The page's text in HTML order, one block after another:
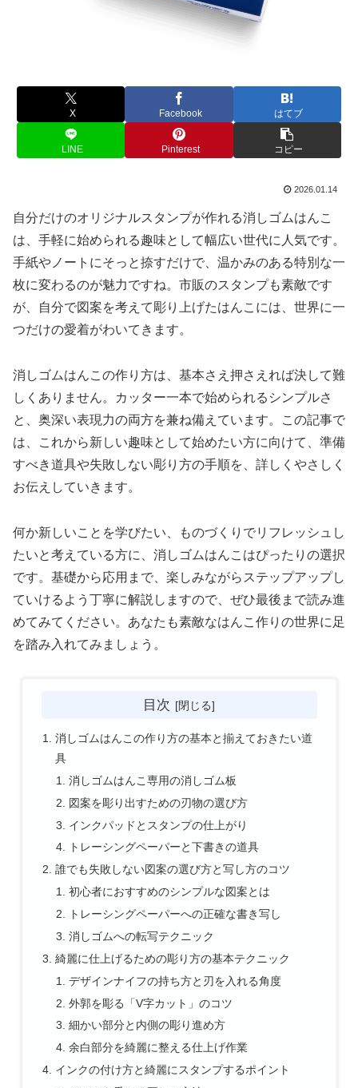
X Facebook はてブ
LINE Pinterest コピー
2026.01.14
自分だけのオリジナルスタンプが作れる消しゴムはんこ
は、手軽に始められる趣味として幅広い世代に人気です。
手紙やノートにそっと捺すだけで、温かみのある特別な一
枚に変わるのが魅力ですね。市販のスタンプも素敵です
が、自分で図案を考えて彫り上げたはんこには、世界に一
つだけの愛着がわいてきます。
消しゴムはんこの作り方は、基本さえ押さえれば決して難
しくありません。カッター一本で始められるシンプルさ
と、奥深い表現力の両方を兼ね備えています。この記事で
は、これから新しい趣味として始めたい方に向けて、準備
すべき道具や失敗しない彫り方の手順を、詳しくやさしく
お伝えしていきます。
何か新しいことを学びたい、ものづくりでリフレッシュし
たいと考えている方に、消しゴムはんこはぴったりの選択
です。基礎から応用まで、楽しみながらステップアップし
ていけるよう丁寧に解説しますので、ぜひ最後まで読み進
めてみてください。あなたも素敵なはんこ作りの世界に足
を踏み入れてみましょう。
目次
消しゴムはんこの作り方の基本と揃えておきたい道
具
消しゴムはんこ専用の消しゴム板
図案を彫り出すための刃物の選び方
インクパッドとスタンプの仕上がり
トレーシングペーパーと下書きの道具
誰でも失敗しない図案の選び方と写し方のコツ
初心者におすすめのシンプルな図案とは
トレーシングペーパーへの正確な書き写し
消しゴムへの転写テクニック
綺麗に仕上げるための彫り方の基本テクニック
デザインナイフの持ち方と刃を入れる角度
外郭を彫る「V字カット」のコツ
細かい部分と内側の彫り進め方
余白部分を綺麗に整える仕上げ作業
インクの付け方と綺麗にスタンプするポイント